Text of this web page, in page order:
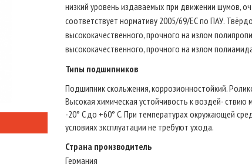
низкий уровень издаваемых при движении шумов,
соответствует нормативу 2005/69/ЕС по ПАУ.
высококачественного, прочного на излом
высококачественного, прочного на излом
Типы подшипников
Подшипник скольжения, коррозионностойкий.
Высокая химическая устойчивость к воздей- ствию
-20° C до +60° C. При температурах окружающей
условиях эксплуатации не требуют ухода.
Страна производитель
Германия